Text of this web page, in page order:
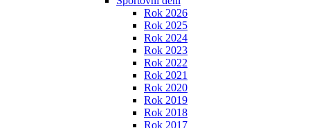
Rok 2026
Rok 2025
Rok 2024
Rok 2023
Rok 2022
Rok 2021
Rok 2020
Rok 2019
Rok 2018
Rok 2017